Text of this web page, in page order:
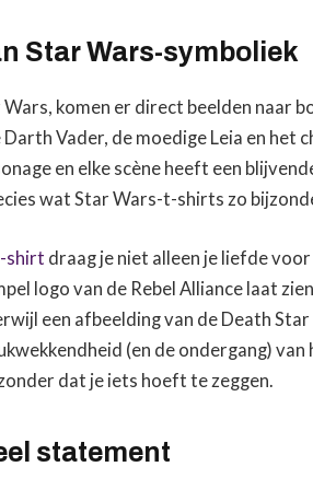
Star Wars-symboliek
komen er direct beelden naar
Vader, de moedige Leia en het
en elke scène heeft een
wat Star Wars-t-shirts zo
shirt draag je niet alleen je liefde
logo van de Rebel Alliance laat
een afbeelding van de Death Star
(en de ondergang)
dat je iets hoeft te zeggen.
statement